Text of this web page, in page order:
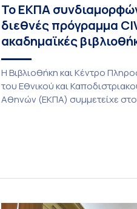
Το ΕΚΠΑ
διεθνές πρόγραμμα
ακαδημαϊκές
Η Βιβλιοθήκη και Κέντρο
του Εθνικού και
Αθηνών (ΕΚΠΑ) συμμετείχε
Ιουνίου έως τις 10 Ιουλίου